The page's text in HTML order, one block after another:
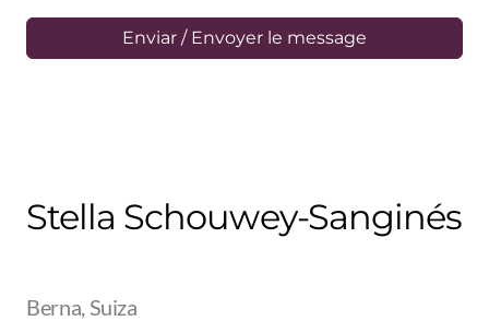
Enviar / Envoyer le message
Stella Schouwey-Sanginés
Berna, Suiza